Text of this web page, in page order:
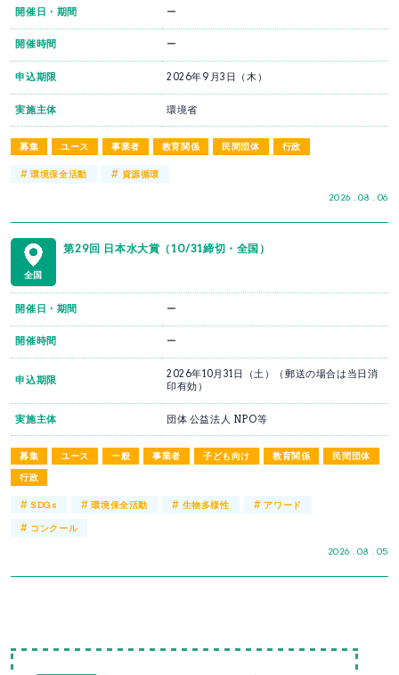
募集 ユース 事業者 教育関係 民間団体 行政
2026 . 08 . 06
開催日・期間 ー
開催時間 ー
申込期限 2026年9月3日（木）
実施主体 環境省
#環境保全活動 # 資源循環
全国
第29回 日本水大賞（10/31締切・全国）
募集 ユース 一般 事業者 子ども向け 教育関係
民間団体
行政
2026 . 08 . 05
開催日・期間 ー
開催時間 ー
申込期限
2026年10月31日（土）（郵送の場合は当日消
印有効）
実施主体 団体 公益法人 NPO等
#SDGs #環境保全活動 # 生物多様性 # アワード
# コンクール